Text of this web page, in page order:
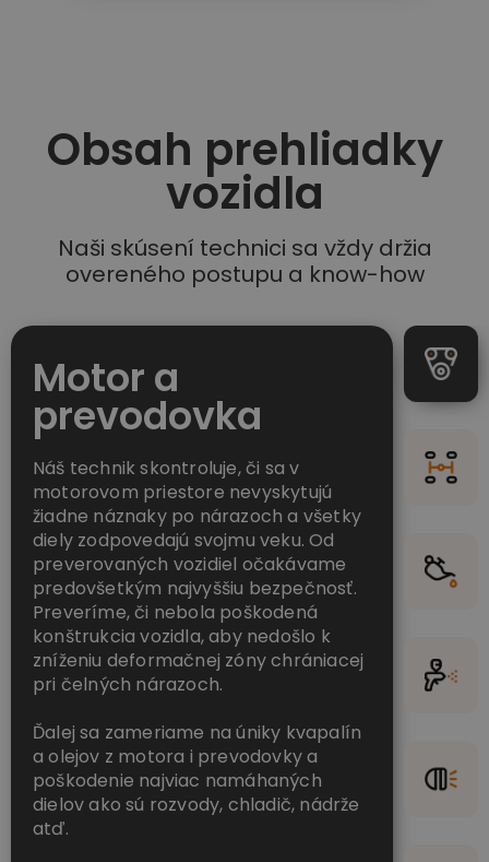
Obsah prehliadky
vozidla
Naši skúsení technici sa vždy držia
overeného postupu a know-how
Motor a
prevodovka
Náš technik skontroluje, či sa v
motorovom priestore nevyskytujú
žiadne náznaky po nárazoch a všetky
diely zodpovedajú svojmu veku. Od
preverovaných vozidiel očakávame
predovšetkým najvyššiu bezpečnosť.
Preveríme, či nebola poškodená
konštrukcia vozidla, aby nedošlo k
zníženiu deformačnej zóny chrániacej
pri čelných nárazoch.
Ďalej sa zameriame na úniky kvapalín
a olejov z motora i prevodovky a
poškodenie najviac namáhaných
dielov ako sú rozvody, chladič, nádrže
atď.